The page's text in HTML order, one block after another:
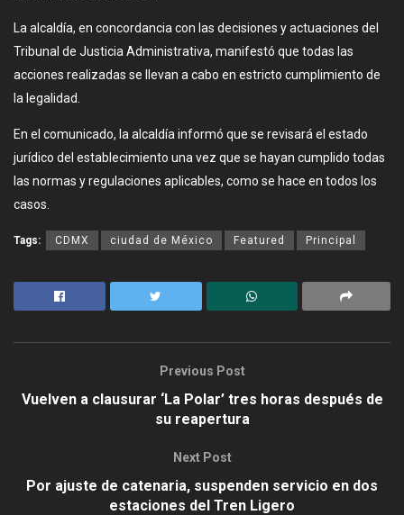
La alcaldía, en concordancia con las decisiones y actuaciones del
Tribunal de Justicia Administrativa, manifestó que todas las
acciones realizadas se llevan a cabo en estricto cumplimiento de
la legalidad.
En el comunicado, la alcaldía informó que se revisará el estado
jurídico del establecimiento una vez que se hayan cumplido todas
las normas y regulaciones aplicables, como se hace en todos los
casos.
Tags: CDMX ciudad de México Featured Principal
Previous Post
Vuelven a clausurar ‘La Polar’ tres horas después de
su reapertura
Next Post
Por ajuste de catenaria, suspenden servicio en dos
estaciones del Tren Ligero